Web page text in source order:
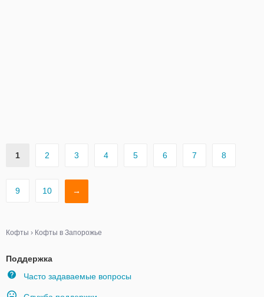
1 2 3 4 5 6 7 8
9 10 →
Кофты › Кофты в Запорожье
Поддержка
Часто задаваемые вопросы